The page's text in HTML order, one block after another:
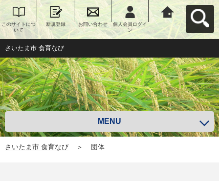
このサイトにつ
いて
新規登録 お問い合わせ
個人会員ログイ
ン
さいたま市 食育
なびへ戻る
さいたま市 食育なび
MENU
さいたま市 食育なび ＞ 団体